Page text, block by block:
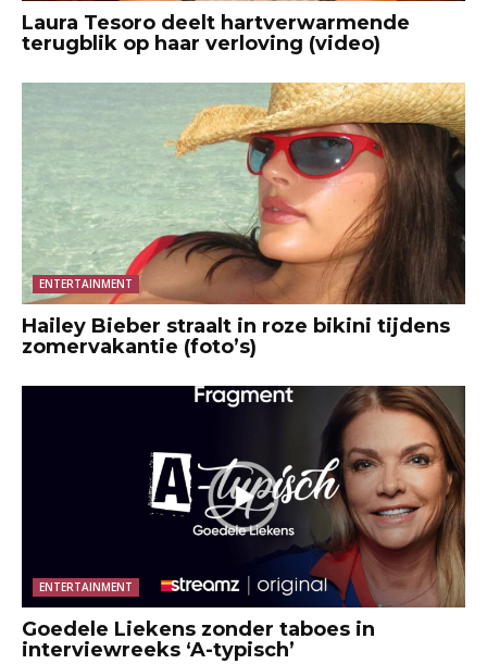
Laura Tesoro deelt hartverwarmende
terugblik op haar verloving (video)
ENTERTAINMENT
Hailey Bieber straalt in roze bikini tijdens
zomervakantie (foto’s)
ENTERTAINMENT
Goedele Liekens zonder taboes in
interviewreeks ‘A-typisch’